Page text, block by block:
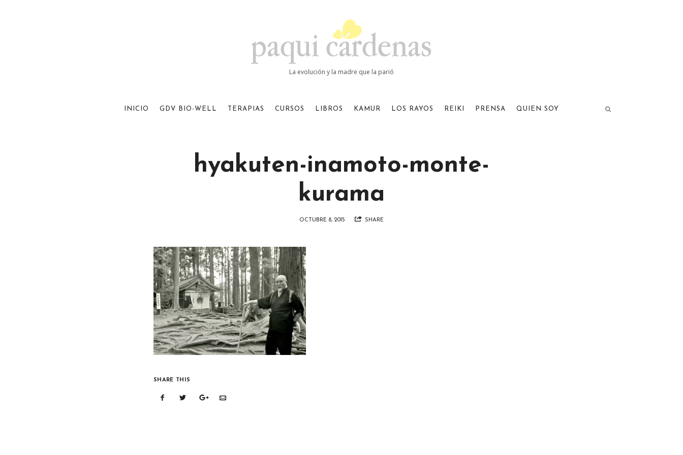
Paqui
Cardenas
La evolución y la madre que la parió
INICIO GDV BIO-WELL TERAPIAS CURSOS LIBROS KAMUR LOS RAYOS REIKI PRENSA QUIEN SOY
hyakuten-inamoto-monte-
kurama
OCTUBRE 8, 2015 SHARE
SHARE THIS